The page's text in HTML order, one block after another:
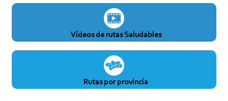
Vídeos de rutas Saludables
Rutas por provincia